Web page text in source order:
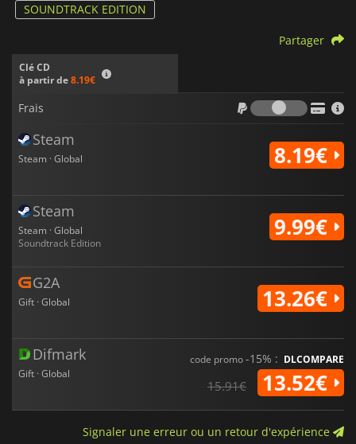
SOUNDTRACK EDITION
Clé CD
à partir de8.19€
Partager
Frais
Frais
Steam
Steam · Global 8.19€
Steam
Steam · Global
Soundtrack Edition
9.99€
G2A
Gift · Global 13.26€
Difmark
Gift · Global
code promo-15% : DLCOMPARE
15.91€ 13.52€
Signaler une erreur ou un retour d'expérience